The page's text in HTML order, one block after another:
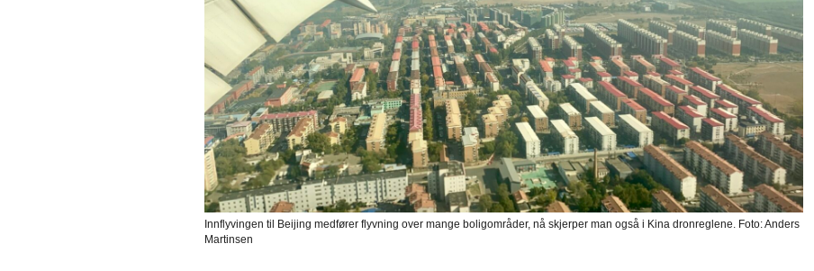
Innflyvingen til Beijing medfører flyvning over mange boligområder, nå skjerper man også i Kina dronreglene. Foto: Anders
Martinsen